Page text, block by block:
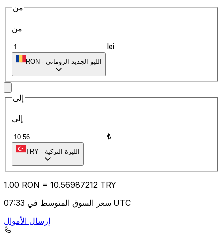
من
من
lei
RON - الليو الجديد الروماني
إلى
إلى
₺
TRY - الليرة التركية
1.00 RON = 10.56987212 TRY
سعر السوق المتوسط في 07:33 UTC
إرسال الأموال